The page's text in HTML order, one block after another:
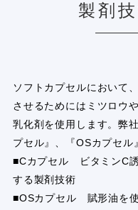
製剤
ソフトカプセルにおいて
させるためにはミツロウ
乳化剤を使用します。弊
プセル』、『OSカプセル
■Cカプセル ビタミンC
する製剤技術
■OSカプセル 賦形油を